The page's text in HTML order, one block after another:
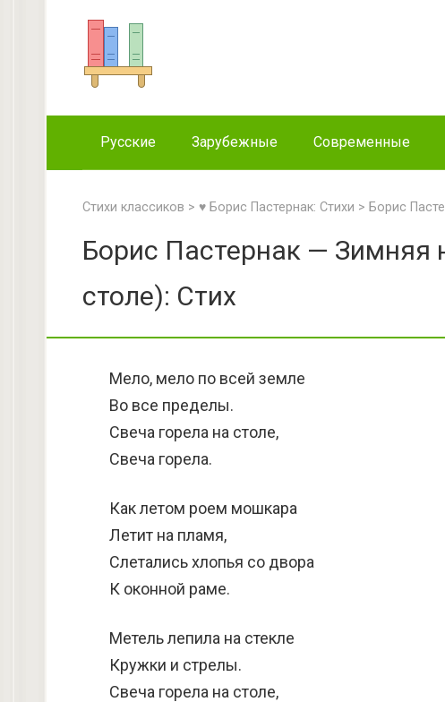
Русские Зарубежные Современные
Стихи классиков > ♥ Борис Пастернак: Стихи > Борис
Борис Пастернак — Зимняя
столе): Стих
Мело, мело по всей земле
Во все пределы.
Свеча горела на столе,
Свеча горела.
Как летом роем мошкара
Летит на пламя,
Слетались хлопья со двора
К оконной раме.
Метель лепила на стекле
Кружки и стрелы.
Свеча горела на столе,